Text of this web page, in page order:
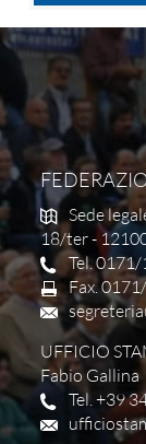
Sede
18/ter -
Tel.
Fax.
UFFICIO
Fabio Gallina
Tel. +39